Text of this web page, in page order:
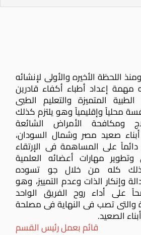
اللحظة الأخيره والأولى لإنشائه
مهمة إعداد أطباء أكفاء قادرين
المتميزة والتعليم الطبى
محلياً وإقليمياً وهو يلتزم كذلك
ومكافحة الأمراض الشائعة
أبناء صعيد مصر وشمال السودان،
على المساهمة فى الإرتقاء
وتطوير مهارات أعضائه العلمية
وذلك كله من خلال جو تسوده
وإنكار الذات وعدم التمييز، وهو
على أداء روح الفريق الواحد
والتى تصب فى النهاية فى مصلحة
الصعيد.
قائم بعمل رئيس القسم